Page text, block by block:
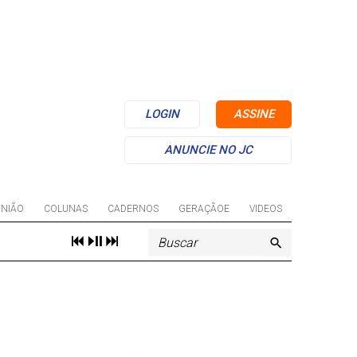
LOGIN ASSINE
ANUNCIE NO JC
COLUNAS CADERNOS GERAÇÃOE VIDEOS